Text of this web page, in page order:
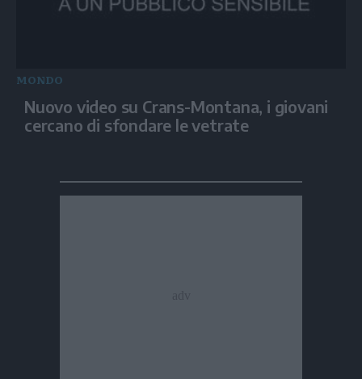
MONDO
Nuovo video su Crans-Montana, i giovani
cercano di sfondare le vetrate